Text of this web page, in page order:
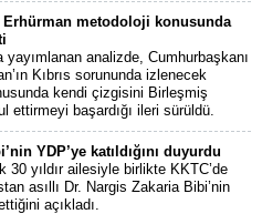
Erhürman metodoloji konusunda
yayımlanan analizde, Cumhurbaşkanı
Kıbrıs sorununda izlenecek
kendi çizgisini Birleşmiş
ettirmeyi başardığı ileri sürüldü.
YDP’ye katıldığını duyurdu
30 yıldır ailesiyle birlikte KKTC’de
asıllı Dr. Nargis Zakaria Bibi’nin
açıkladı.